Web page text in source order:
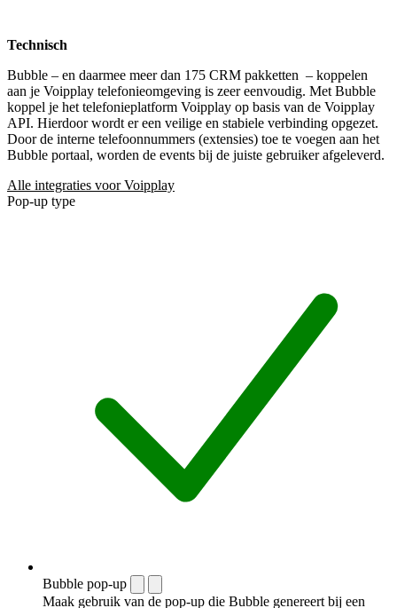
Technisch
Bubble – en daarmee meer dan 175 CRM pakketten – koppelen
aan je Voipplay telefonieomgeving is zeer eenvoudig. Met Bubble
koppel je het telefonieplatform Voipplay op basis van de Voipplay
API. Hierdoor wordt er een veilige en stabiele verbinding opgezet.
Door de interne telefoonnummers (extensies) toe te voegen aan het
Bubble portaal, worden de events bij de juiste gebruiker afgeleverd.
Alle integraties voor Voipplay
Pop-up type
Bubble pop-up
Maak gebruik van de pop-up die Bubble genereert bij een